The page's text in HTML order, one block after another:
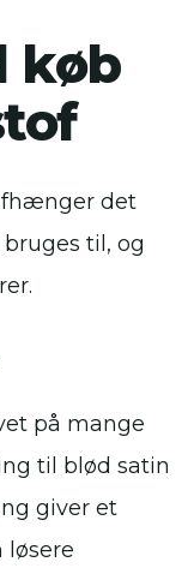
køb
det
til, og
på mange
til blød satin
giver et